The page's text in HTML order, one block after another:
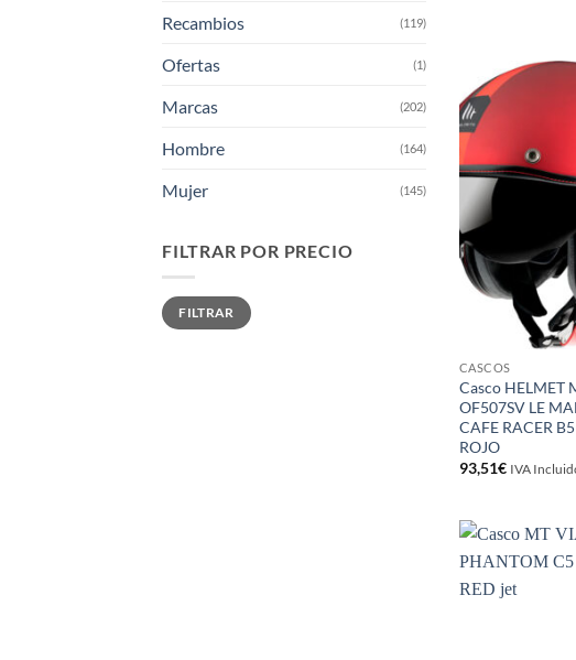
Recambios (119)
Ofertas (1)
Marcas (202)
Hombre (164)
Mujer (145)
FILTRAR POR PRECIO
Precio
mínimo
Precio
máximo
FILTRAR
CASCOS
Casco HELMET
OF507SV LE
CAFE RACER
ROJO
93,51€ IVA